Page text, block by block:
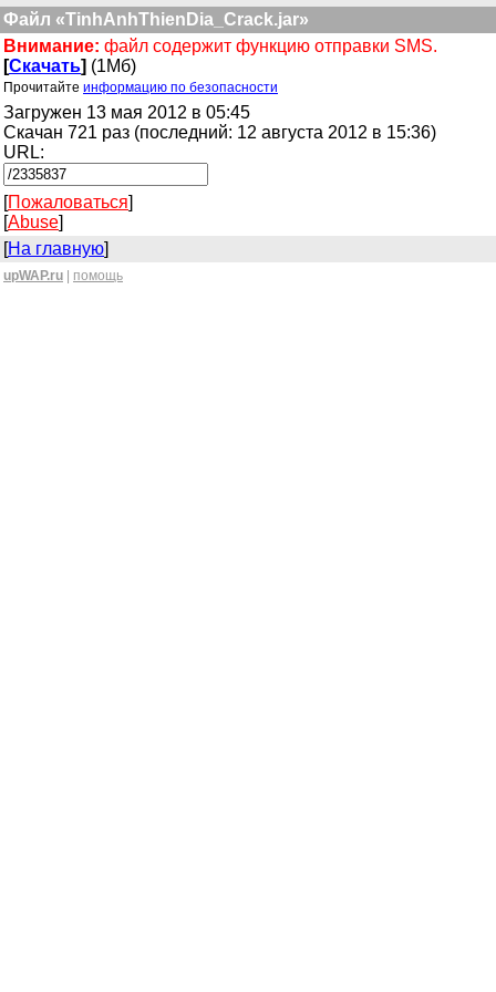
Файл «TinhAnhThienDia_Crack.jar»
Внимание: файл содержит функцию отправки SMS.
[Скачать] (1Мб)
Прочитайте информацию по безопасности
Загружен 13 мая 2012 в 05:45
Скачан 721 раз (последний: 12 августа 2012 в 15:36)
URL:
[Пожаловаться]
[Abuse]
[На главную]
upWAP.ru помощь